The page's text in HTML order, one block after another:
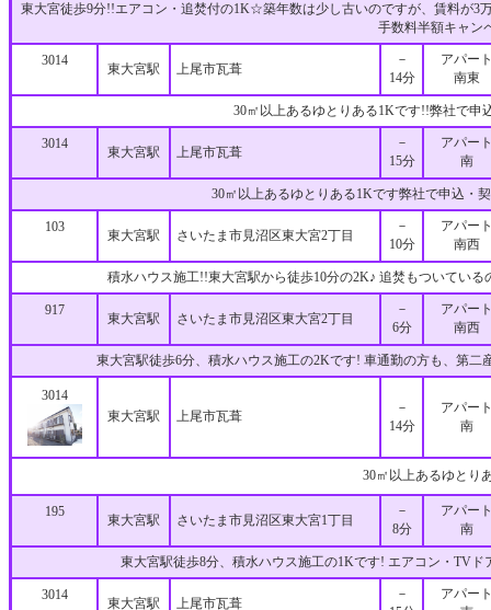
東大宮徒歩9分!!エアコン・追焚付の1K☆築年数は少し古いのですが、賃料が3
手数料半額キャン
3014
東大宮駅 上尾市瓦葺
－
14分
アパー
南東
30㎡以上あるゆとりある1Kです!!弊社で
3014
東大宮駅 上尾市瓦葺
－
15分
アパー
南
30㎡以上あるゆとりある1Kです弊社で申込・
103
東大宮駅 さいたま市見沼区東大宮2丁目
－
10分
アパー
南西
積水ハウス施工!!東大宮駅から徒歩10分の2K♪ 追焚もついてい
917
東大宮駅 さいたま市見沼区東大宮2丁目
－
6分
アパー
南西
東大宮駅徒歩6分、積水ハウス施工の2Kです! 車通勤の方も、第
3014
東大宮駅
上尾市瓦葺
－
14分
アパー
南
30㎡以上あるゆとり
195
東大宮駅 さいたま市見沼区東大宮1丁目
－
8分
アパー
南
東大宮駅徒歩8分、積水ハウス施工の1Kです! エアコン・TV
3014
東大宮駅 上尾市瓦葺
－
アパー